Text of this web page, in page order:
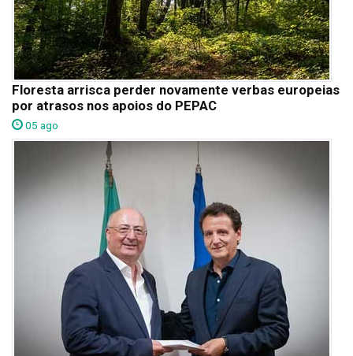
Floresta arrisca perder novamente verbas europeias
por atrasos nos apoios do PEPAC
05 ago